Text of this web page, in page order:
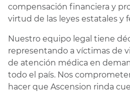
compensación financiera y
virtud de las leyes estatales y
Nuestro equipo legal tiene
representando a víctimas de
de atención médica en
todo el país. Nos
hacer que Ascension rinda